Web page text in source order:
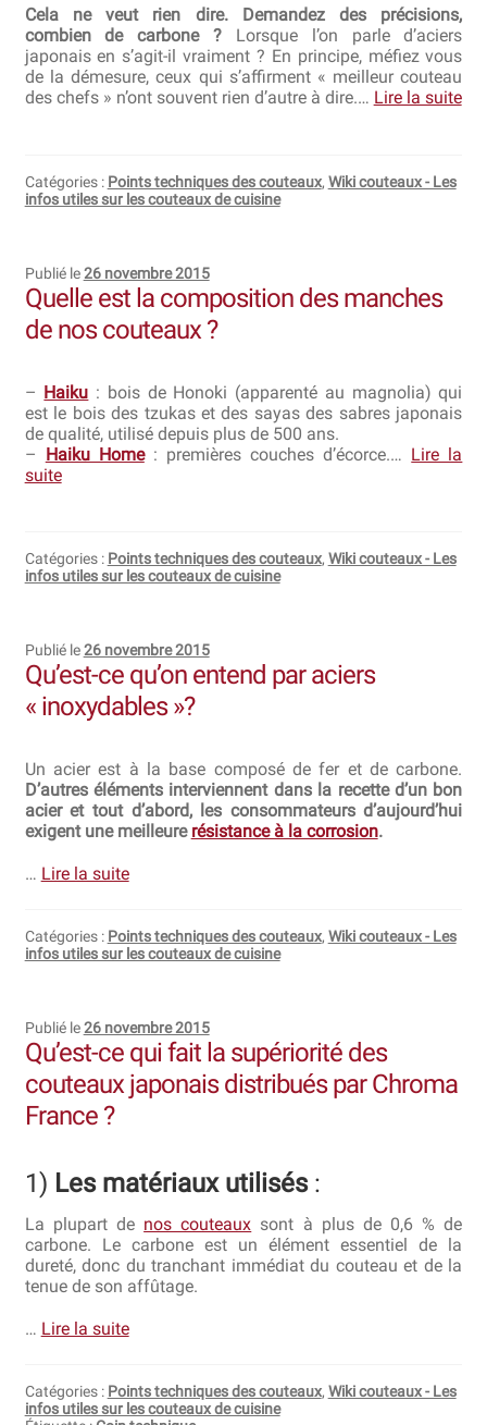
Cela ne veut rien dire. Demandez des précisions,
combien de carbone ? Lorsque l’on parle d’aciers
japonais en s’agit-il vraiment ? En principe, méfiez vous
de la démesure, ceux qui s’affirment « meilleur couteau
des chefs » n’ont souvent rien d’autre à dire.… Lire la suite
Catégories : Points techniques des couteaux, Wiki couteaux - Les
infos utiles sur les couteaux de cuisine
Publié le26 novembre 2015
Quelle est la composition des manches
de nos couteaux ?
– Haiku : bois de Honoki (apparenté au magnolia) qui
est le bois des tzukas et des sayas des sabres japonais
de qualité, utilisé depuis plus de 500 ans.
– Haiku Home: premières couches d’écorce.… Lire la
suite
Catégories : Points techniques des couteaux, Wiki couteaux - Les
infos utiles sur les couteaux de cuisine
Publié le26 novembre 2015
Qu’est-ce qu’on entend par aciers
« inoxydables »?
Un acier est à la base composé de fer et de carbone.
D’autres éléments interviennent dans la recette d’un bon
acier et tout d’abord, les consommateurs d’aujourd’hui
exigent une meilleure résistance à la corrosion.
… Lire la suite
Catégories : Points techniques des couteaux, Wiki couteaux - Les
infos utiles sur les couteaux de cuisine
Publié le26 novembre 2015
Qu’est-ce qui fait la supériorité des
couteaux japonais distribués par Chroma
France ?
1) Les matériaux utilisés:
La plupart de nos couteaux sont à plus de 0,6 % de
carbone. Le carbone est un élément essentiel de la
dureté, donc du tranchant immédiat du couteau et de la
tenue de son affûtage.
… Lire la suite
Catégories : Points techniques des couteaux, Wiki couteaux - Les
infos utiles sur les couteaux de cuisine